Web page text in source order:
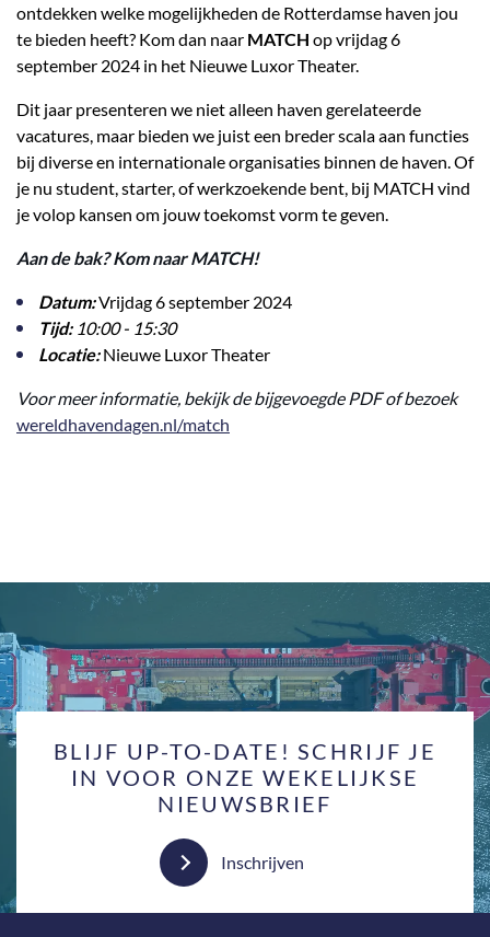
ontdekken welke mogelijkheden de Rotterdamse haven jou
te bieden heeft? Kom dan naar MATCH op vrijdag 6
september 2024 in het Nieuwe Luxor Theater.
Dit jaar presenteren we niet alleen haven gerelateerde
vacatures, maar bieden we juist een breder scala aan functies
bij diverse en internationale organisaties binnen de haven. Of
je nu student, starter, of werkzoekende bent, bij MATCH vind
je volop kansen om jouw toekomst vorm te geven.
Aan de bak? Kom naar MATCH!
Datum:Vrijdag 6 september 2024
Tijd:10:00 - 15:30
Locatie:Nieuwe Luxor Theater
Voor meer informatie, bekijk de bijgevoegde PDF of bezoek
wereldhavendagen.nl/match
BLIJF UP-TO-DATE! SCHRIJF JE
IN VOOR ONZE WEKELIJKSE
NIEUWSBRIEF
Inschrijven